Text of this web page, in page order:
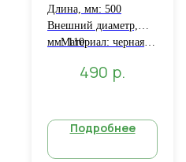
толщиной 0,5 мм
L=0.5 м
Длина, мм: 500
Внешний диаметр,
мм: 110
Материал: черная
490 р.
Подробнее